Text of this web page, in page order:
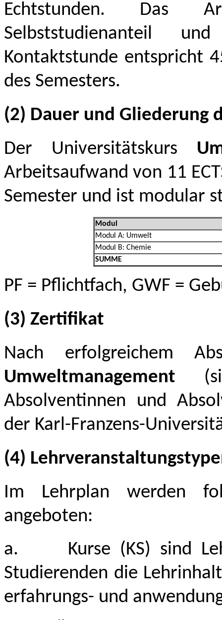
Echtstunden. Das
Selbststudienanteil
Kontaktstunde entspricht
des Semesters.
(2) Dauer und Gliederung
Der Universitätskurs
Arbeitsaufwand von 11
Semester und ist modular
Modul
Modul A: Umwelt
Modul B: Chemie
SUMME
PF = Pflichtfach, GWF =
(3) Zertifikat
Nach erfolgreichem
Umweltmanagement
Absolventinnen und
der Karl-Franzens-
(4)
Im Lehrplan werden
angeboten:
a.
Kurse (KS) sind
Studierenden die
erfahrungs- und